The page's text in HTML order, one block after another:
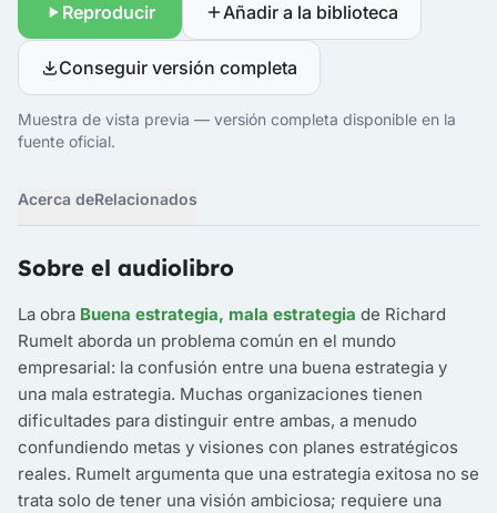
Reproducir Añadir a la biblioteca
Conseguir versión completa
Muestra de vista previa — versión completa disponible en la
fuente oficial.
Acerca deRelacionados
Sobre el audiolibro
La obra Buena estrategia, mala estrategia de Richard
Rumelt aborda un problema común en el mundo
empresarial: la confusión entre una buena estrategia y
una mala estrategia. Muchas organizaciones tienen
dificultades para distinguir entre ambas, a menudo
confundiendo metas y visiones con planes estratégicos
reales. Rumelt argumenta que una estrategia exitosa no se
trata solo de tener una visión ambiciosa; requiere una